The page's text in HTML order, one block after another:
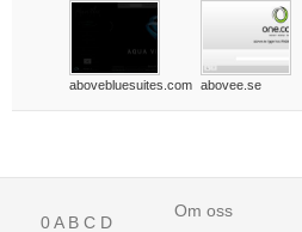
abovebluesuites.com abovee.se
0A B C D
Om oss